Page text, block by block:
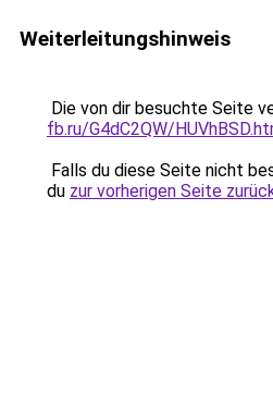
Weiterleitungshinweis
Die von dir besuchte Seite
fb.ru/G4dC2QW/
Falls du diese Seite nicht
du zur vorherigen Seite